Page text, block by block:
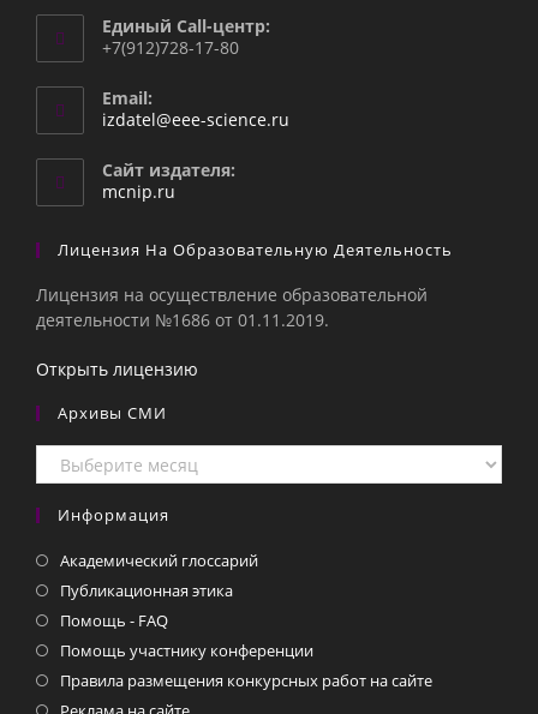
Единый Call-центр:
+7(912)728-17-80
Email:
izdatel@eee-science.ru
Сайт издателя:
mcnip.ru
Лицензия На Образовательную Деятельность
Лицензия на осуществление образовательной
деятельности №1686 от 01.11.2019.
Открыть лицензию
Архивы СМИ
Архивы
СМИ
Информация
Академический глоссарий
Публикационная этика
Помощь - FAQ
Помощь участнику конференции
Правила размещения конкурсных работ на сайте